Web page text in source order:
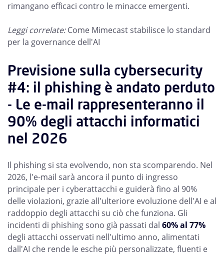
rimangano efficaci contro le minacce emergenti.
Leggi correlate:Come Mimecast stabilisce lo standard
per la governance dell'AI
Previsione sulla cybersecurity
#4: il phishing è andato perduto
- Le e-mail rappresenteranno il
90% degli attacchi informatici
nel 2026
Il phishing si sta evolvendo, non sta scomparendo. Nel
2026, l'e-mail sarà ancora il punto di ingresso
principale per i cyberattacchi e guiderà fino al 90%
delle violazioni, grazie all'ulteriore evoluzione dell'AI e al
raddoppio degli attacchi su ciò che funziona. Gli
incidenti di phishing sono già passati dal 60% al 77%
degli attacchi osservati nell'ultimo anno, alimentati
dall'AI che rende le esche più personalizzate, fluenti e